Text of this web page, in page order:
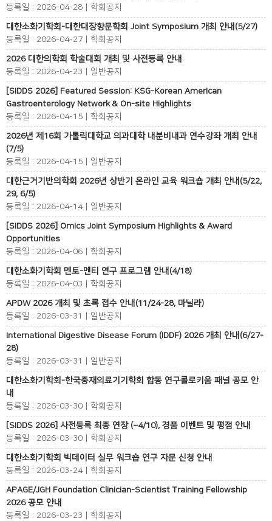
등록일 : 2026-04-28 | 학회공지
대한소화기학회-대한대장항문학회 Joint Symposium 개최 안내(5/27)
등록일 : 2026-04-27 | 학회공지
2026 대한의학회 학술대회 개최 및 사전등록 안내
등록일 : 2026-04-23 | 일반공지
[SIDDS 2026] Featured Session: KSG-Korean American
Gastroenterology Network & On-site Highlights
등록일 : 2026-04-15 | 학회공지
2026년 제16회 가톨릭대학교 의과대학 내분비내과 연수강좌 개최 안내
(7/5)
등록일 : 2026-04-15 | 일반공지
대한근거기반의학회 2026년 상반기 온라인 교육 워크숍 개최 안내(5/22,
29, 6/5)
등록일 : 2026-04-14 | 일반공지
[SIDDS 2026] Omics Joint Symposium Highlights & Award
Opportunities
등록일 : 2026-04-06 | 학회공지
대한소화기학회 멘토-멘티 연구 프로그램 안내(4/18)
등록일 : 2026-04-03 | 학회공지
APDW 2026 개최 및 초록 접수 안내(11/24-28, 마닐라)
등록일 : 2026-03-31 | 일반공지
International Digestive Disease Forum (IDDF) 2026 개최 안내(6/27-
28)
등록일 : 2026-03-31 | 일반공지
대한소화기학회-한국중재의료기기학회 합동 연구콜로키움 패널 공모 안
내
등록일 : 2026-03-30 | 학회공지
[SIDDS 2026] 사전등록 최종 연장 (~4/10), 경품 이벤트 및 평점 안내
등록일 : 2026-03-30 | 학회공지
대한소화기학회 빅데이터 실무 워크숍 연구 자문 신청 안내
등록일 : 2026-03-24 | 학회공지
APAGE/JGH Foundation Clinician-Scientist Training Fellowship
2026 공모 안내
등록일 : 2026-03-23 | 학회공지